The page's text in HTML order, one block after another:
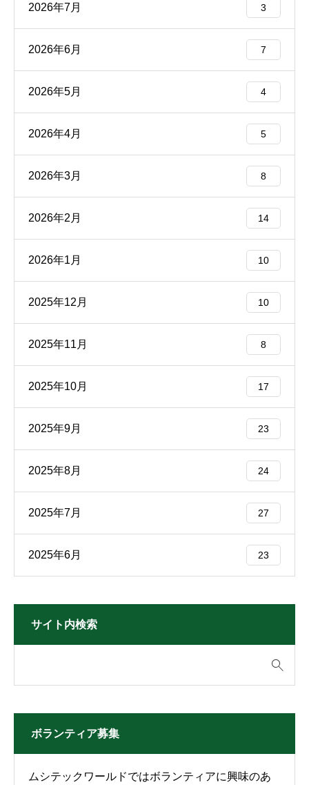
2026年7月 3
2026年6月 7
2026年5月 4
2026年4月 5
2026年3月 8
2026年2月 14
2026年1月 10
2025年12月 10
2025年11月 8
2025年10月 17
2025年9月 23
2025年8月 24
2025年7月 27
2025年6月 23
サイト内検索
ボランティア募集
ムシテックワールドではボランティアに興味のあ